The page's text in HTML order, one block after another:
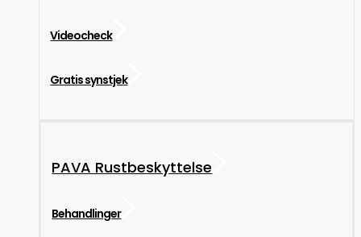
Videocheck
Gratis synstjek
PAVA Rustbeskyttelse
Behandlinger